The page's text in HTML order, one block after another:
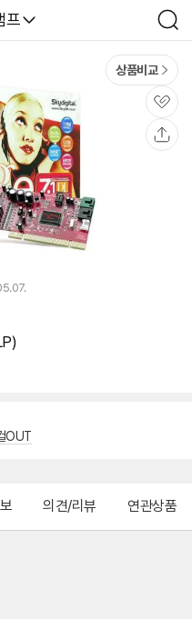
프
검
색
상품비교
관
심
OUT
의견/리뷰 연관상품